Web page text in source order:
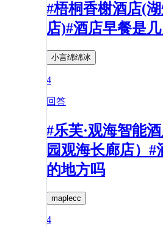
#梧桐香榭酒店(
店)#酒店早餐是
小言绵绵冰
4
回答
#乐芙·观海智能
园观海长廊店）#
的地方吗
maplecc
4